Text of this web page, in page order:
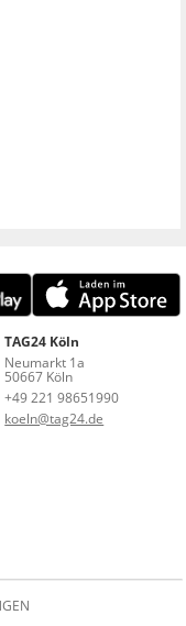
TAG24 Köln
Neumarkt 1a
50667 Köln
+49 221 98651990
koeln@tag24.de